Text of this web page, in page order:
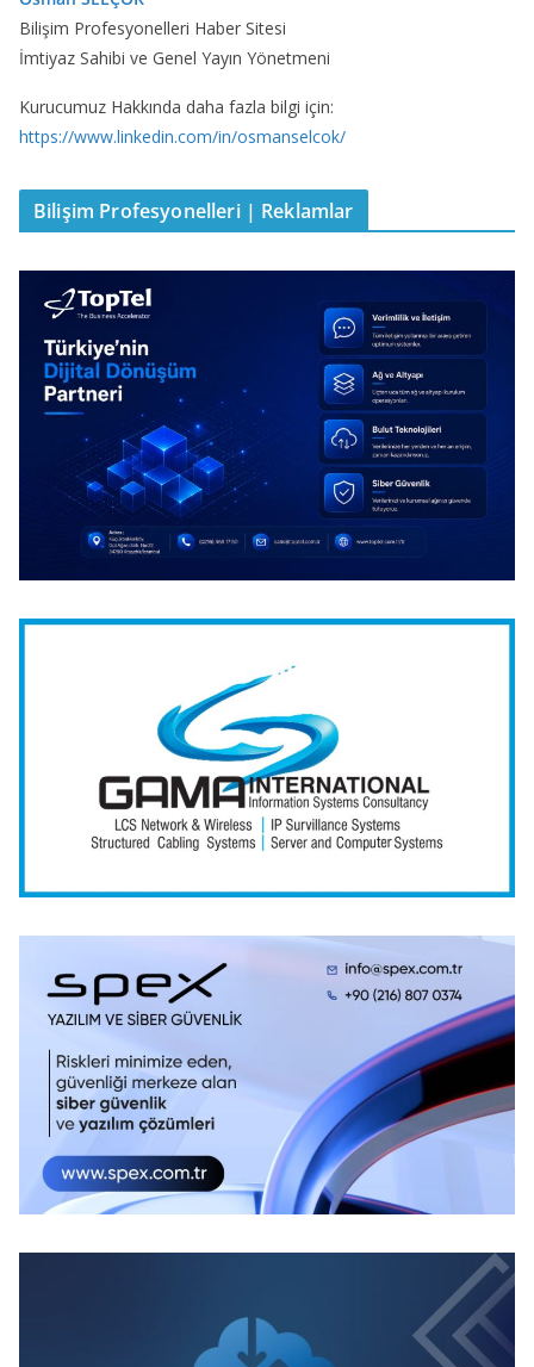
Bilişim Profesyonelleri Haber Sitesi
İmtiyaz Sahibi ve Genel Yayın Yönetmeni
Kurucumuz Hakkında daha fazla bilgi için:
https://www.linkedin.com/in/osmanselcok/
Bilişim Profesyonelleri | Reklamlar